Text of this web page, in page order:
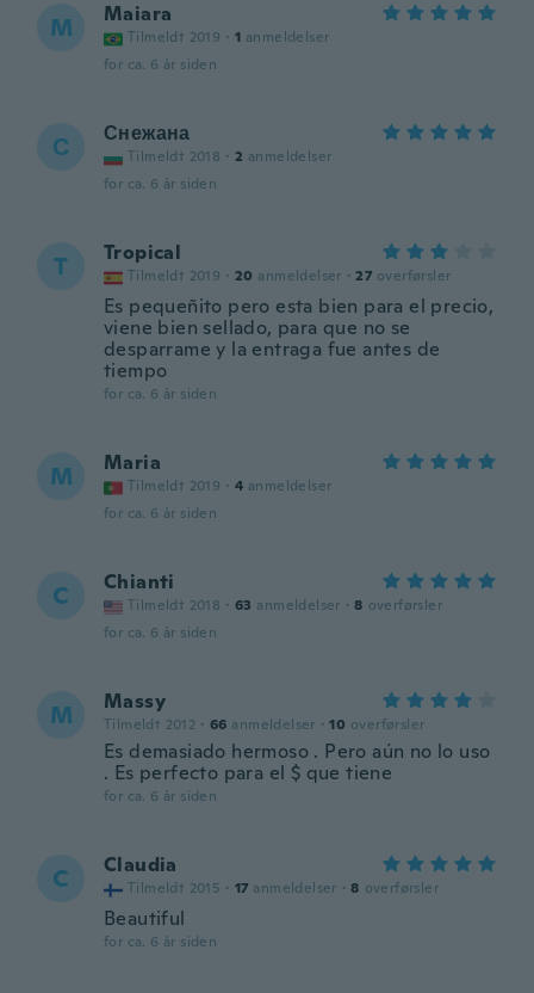
M Maiara
Tilmeldt 2019 · 1 anmeldelser
for ca. 6 år siden
С Снежана
Tilmeldt 2018 · 2 anmeldelser
for ca. 6 år siden
T Tropical
Tilmeldt 2019 · 20 anmeldelser · 27 overførsler
Es pequeñito pero esta bien para el precio,
viene bien sellado, para que no se
desparrame y la entraga fue antes de
tiempo
for ca. 6 år siden
M Maria
Tilmeldt 2019 · 4 anmeldelser
for ca. 6 år siden
C Chianti
Tilmeldt 2018 · 63 anmeldelser · 8 overførsler
for ca. 6 år siden
M Massy
Tilmeldt 2012 · 66 anmeldelser · 10 overførsler
Es demasiado hermoso . Pero aún no lo uso
. Es perfecto para el $ que tiene
for ca. 6 år siden
C Claudia
Tilmeldt 2015 · 17 anmeldelser · 8 overførsler
Beautiful
for ca. 6 år siden